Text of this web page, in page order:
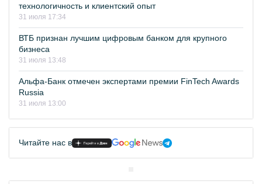
технологичность и клиентский опыт
31 июля 17:34
ВТБ признан лучшим цифровым банком для крупного
бизнеса
31 июля 13:48
Альфа-Банк отмечен экспертами премии FinTech Awards
Russia
31 июля 13:00
Читайте нас в